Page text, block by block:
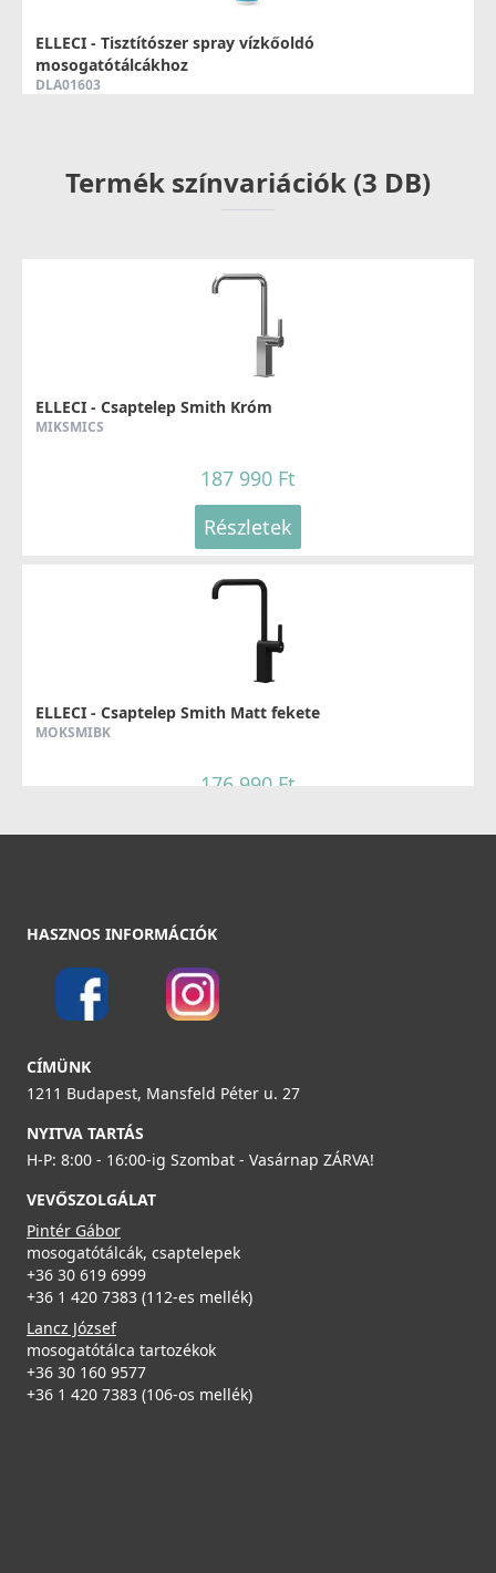
ELLECI - Tisztítószer spray vízkőoldó
mosogatótálcákhoz
DLA01603
Részletek
Termék színvariációk (3 DB)
ELLECI - Csaptelep Smith Króm
MIKSMICS
187 990 Ft
Részletek
ELLECI - Csaptelep Smith Matt fekete
MOKSMIBK
176 990 Ft
Részletek
ELLECI - Csaptelep Smith Matt Fekete + K83
199 990 Ft
HASZNOS INFORMÁCIÓK
CÍMÜNK
1211 Budapest, Mansfeld Péter u. 27
NYITVA TARTÁS
H-P: 8:00 - 16:00-ig Szombat - Vasárnap ZÁRVA!
VEVŐSZOLGÁLAT
Pintér Gábor
mosogatótálcák, csaptelepek
+36 30 619 6999
+36 1 420 7383 (112-es mellék)
Lancz József
mosogatótálca tartozékok
+36 30 160 9577
+36 1 420 7383 (106-os mellék)